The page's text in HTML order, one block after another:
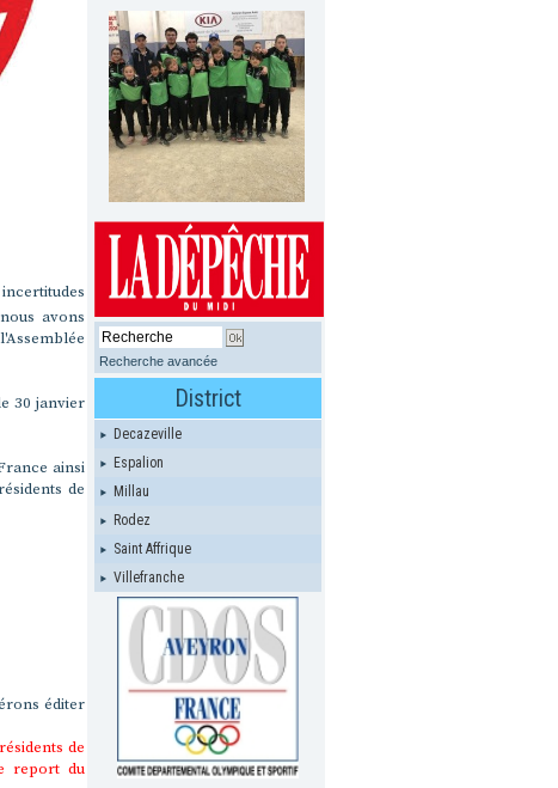
avons
30 janvier
ainsi
de
éditer
de
report du
Recherche avancée
District
Decazeville
Espalion
Millau
Rodez
Saint Affrique
Villefranche